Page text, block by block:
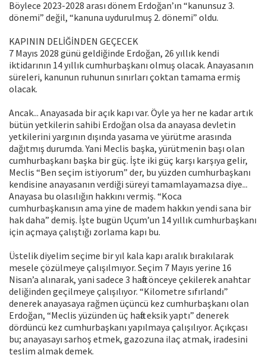
Böylece 2023-2028 arası dönem Erdoğan’ın “kanunsuz 3.
dönemi” değil, “kanuna uydurulmuş 2. dönemi” oldu.
KAPININ DELİĞİNDEN GEÇECEK
7 Mayıs 2028 günü geldiğinde Erdoğan, 26 yıllık kendi
iktidarının 14 yıllık cumhurbaşkanı olmuş olacak. Anayasanın
süreleri, kanunun ruhunun sınırları çoktan tamama ermiş
olacak.
Ancak... Anayasada bir açık kapı var. Öyle ya her ne kadar artık
bütün yetkilerin sahibi Erdoğan olsa da anayasa devletin
yetkilerini yargının dışında yasama ve yürütme arasında
dağıtmış durumda. Yani Meclis başka, yürütmenin başı olan
cumhurbaşkanı başka bir güç. İşte iki güç karşı karşıya gelir,
Meclis “Ben seçim istiyorum” der, bu yüzden cumhurbaşkanı
kendisine anayasanın verdiği süreyi tamamlayamazsa diye...
Anayasa bu olasılığın hakkını vermiş. “Koca
cumhurbaşkanısın ama yine de madem hakkın yendi sana bir
hak daha” demiş. İşte bugün Uçum’un 14 yıllık cumhurbaşkanı
için açmaya çalıştığı zorlama kapı bu.
Üstelik diyelim seçime bir yıl kala kapı aralık bırakılarak
mesele çözülmeye çalışılmıyor. Seçim 7 Mayıs yerine 16
Nisan’a alınarak, yani sadece 3 hafta önceye çekilerek anahtar
deliğinden geçilmeye çalışılıyor. “Kilometre sıfırlandı”
denerek anayasaya rağmen üçüncü kez cumhurbaşkanı olan
Erdoğan, “Meclis yüzünden üç hafta eksik yaptı” denerek
dördüncü kez cumhurbaşkanı yapılmaya çalışılıyor. Açıkçası
bu; anayasayı sarhoş etmek, gazozuna ilaç atmak, iradesini
teslim almak demek.